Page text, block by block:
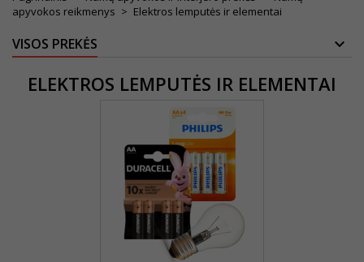
apyvokos reikmenys
Elektros lemputės ir elementai
VISOS PREKĖS
ELEKTROS LEMPUTĖS IR ELEMENTAI